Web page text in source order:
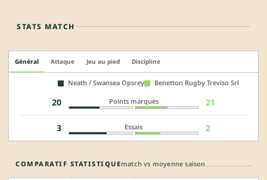
STATS MATCH
Général Attaque Jeu au pied Discipline
Neath / Swansea Opsrey Benetton Rugby Treviso Srl
20 Points marqués 21
3 Essais 2
COMPARATIF STATISTIQUEmatch vs moyenne saison